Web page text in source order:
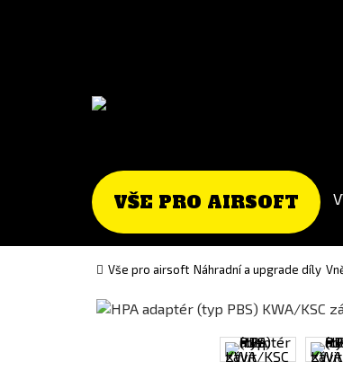
VŠE PRO AIRSOFT
Vše pro airsoft Náhradní a upgrade díly